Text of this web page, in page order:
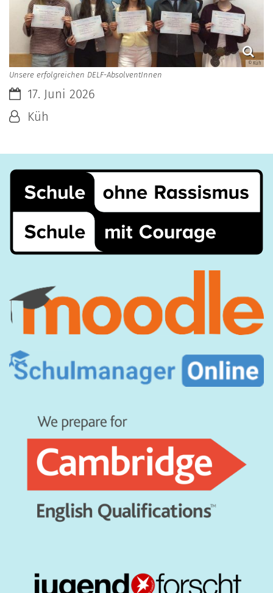
© Küh
Unsere erfolgreichen DELF-AbsolventInnen
Datum:17. Juni 2026
Von:Küh